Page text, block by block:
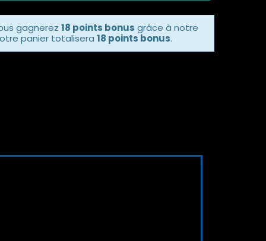
gagnerez 18 points bonus grâce à notre
panier totalisera 18 points bonus.